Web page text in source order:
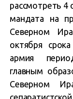
рассмотреть 4
мандата на
Северном
октября
армия
главным
Северном